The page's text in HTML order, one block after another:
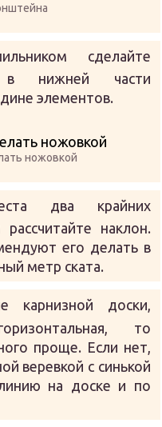
сделайте
в нижней части
элементов.
ножовкой
два крайних
наклон.
его делать в
метр ската.
карнизной доски,
то
проще. Если нет,
веревкой с синькой
на доске и по